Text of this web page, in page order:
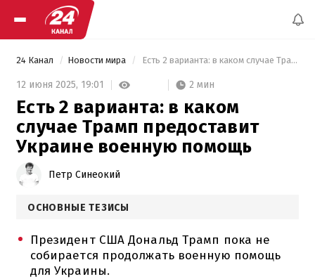
24 Канал Новости мира Есть 2 варианта: в каком случае Трамп предоставит Украине военную помощь
12 июня 2025, 19:01 2 мин
Есть 2 варианта: в каком
случае Трамп предоставит
Украине военную помощь
Петр Синеокий
ОСНОВНЫЕ ТЕЗИСЫ
Президент США Дональд Трамп пока не
собирается продолжать военную помощь
для Украины.